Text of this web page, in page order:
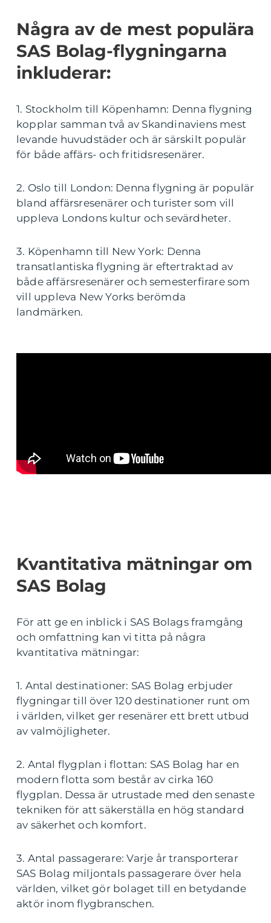
Några av de mest populära
SAS Bolag-flygningarna
inkluderar:
1. Stockholm till Köpenhamn: Denna flygning
kopplar samman två av Skandinaviens mest
levande huvudstäder och är särskilt populär
för både affärs- och fritidsresenärer.
2. Oslo till London: Denna flygning är populär
bland affärsresenärer och turister som vill
uppleva Londons kultur och sevärdheter.
3. Köpenhamn till New York: Denna
transatlantiska flygning är eftertraktad av
både affärsresenärer och semesterfirare som
vill uppleva New Yorks berömda
landmärken.
Kvantitativa mätningar om
SAS Bolag
För att ge en inblick i SAS Bolags framgång
och omfattning kan vi titta på några
kvantitativa mätningar:
1. Antal destinationer: SAS Bolag erbjuder
flygningar till över 120 destinationer runt om
i världen, vilket ger resenärer ett brett utbud
av valmöjligheter.
2. Antal flygplan i flottan: SAS Bolag har en
modern flotta som består av cirka 160
flygplan. Dessa är utrustade med den senaste
tekniken för att säkerställa en hög standard
av säkerhet och komfort.
3. Antal passagerare: Varje år transporterar
SAS Bolag miljontals passagerare över hela
världen, vilket gör bolaget till en betydande
aktör inom flygbranschen.